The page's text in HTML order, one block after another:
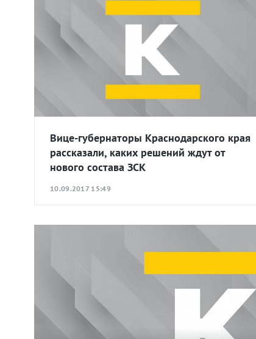
Вице-губернаторы Краснодарского края
рассказали, каких решений ждут от
нового состава ЗСК
10.09.2017 15:49